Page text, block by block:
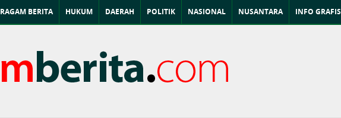
RAGAM BERITA HUKUM DAERAH POLITIK NASIONAL NUSANTARA INFO GRAFIS